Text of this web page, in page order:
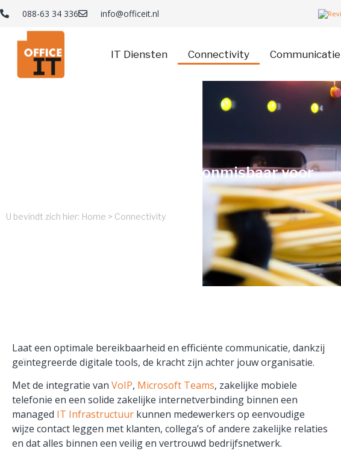
088-63 34 336 info@officeit.nl
IT Diensten Connectivity Communicatie
Optimale bereikbaarheid is onmisbaar voor
U bevindt zich hier: Home > Connectivity
Laat een optimale bereikbaarheid en efficiënte communicatie, dankzij
geïntegreerde digitale tools, de kracht zijn achter jouw organisatie.
Met de integratie van VoIP, Microsoft Teams, zakelijke mobiele
telefonie en een solide zakelijke internetverbinding binnen een
managed IT Infrastructuur kunnen medewerkers op eenvoudige
wijze contact leggen met klanten, collega’s of andere zakelijke relaties
en dat alles binnen een veilig en vertrouwd bedrijfsnetwerk.